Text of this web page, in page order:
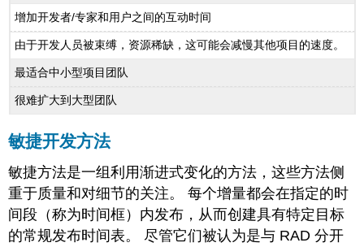
增加开发者/专家和用户之间的互动时间
由于开发人员被束缚，资源稀缺，这可能会减慢其他项目的速度。
最适合中小型项目团队
很难扩大到大型团队
敏捷开发方法
敏捷方法是一组利用渐进式变化的方法，这些方法侧
重于质量和对细节的关注。 每个增量都会在指定的时
间段（称为时间框）内发布，从而创建具有特定目标
的常规发布时间表。 尽管它们被认为是与 RAD 分开